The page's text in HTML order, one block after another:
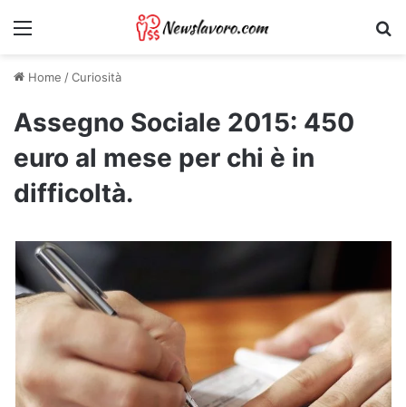
Menu
Home /Curiosità
Assegno Sociale 2015: 450
euro al mese per chi è in
difficoltà.